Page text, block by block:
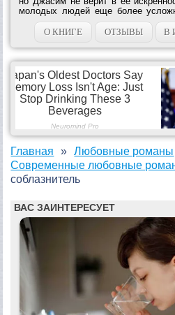
молодых людей еще более
что Элинор ждет...
О КНИГЕ
ОТЗЫВЫ В
Главная
Любовные романы
Современные любовные
соблазнитель